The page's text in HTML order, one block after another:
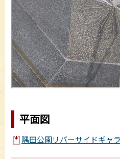
平面図
隅田公園リバーサイドギャ